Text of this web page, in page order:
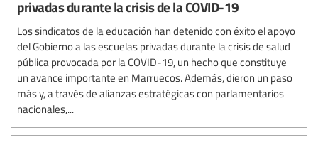
privadas durante la crisis de la COVID-19
Los sindicatos de la educación han detenido con éxito el apoyo
del Gobierno a las escuelas privadas durante la crisis de salud
pública provocada por la COVID-19, un hecho que constituye
un avance importante en Marruecos. Además, dieron un paso
más y, a través de alianzas estratégicas con parlamentarios
nacionales,...